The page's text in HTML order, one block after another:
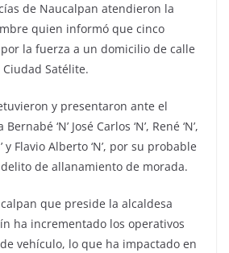
de Naucalpan atendieron la
quien informó que cinco
la fuerza a un domicilio de calle
Satélite.
y presentaron ante el
‘N’ José Carlos ‘N’, René ‘N’,
y Flavio Alberto ‘N’, por su probable
de allanamiento de morada.
que preside la alcaldesa
ha incrementado los operativos
vehículo, lo que ha impactado en